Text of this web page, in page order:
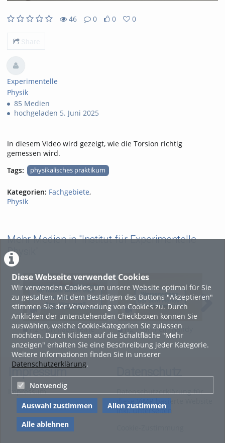
Diese Webseite verwendet Cookies
Wir verwenden Cookies, um unsere Website optimal für Sie
zu gestalten. Mit dem Bestätigen des Buttons "Akzeptieren"
stimmen Sie der Verwendung von Cookies zu. Durch
Anklicken der untenstehenden Checkboxen können Sie
auswählen, welche Cookie-Kategorien Sie zulassen
möchten. Durch Klicken auf die Schaltfläche "Mehr
anzeigen" erhalten Sie eine Beschreibung jeder Kategorie.
Weitere Informationen finden Sie in unserer
Datenschutzerklärung.
Notwendig
Auswahl zustimmen
Allen zustimmen
Alle ablehnen
46
0
0
0
Share
Experimentelle
Physik
85 Medien
hochgeladen 5. Juni 2025
In diesem Video wird gezeigt, wie die Torsion richtig
gemessen wird.
Tags:
physikalisches praktikum
Kategorien: Fachgebiete,
Physik
Mehr Medien in "Institut für Experimentelle
Physik"
H2 - Ich habe keine
Wasserwaage und nun?
H2 - kann ein Handy
eine Wasserwaage
ersetzen
Impressum
Impressum
Datenschutzerklärung für
diese ViMP-basierte Website
inkl. Unterseiten